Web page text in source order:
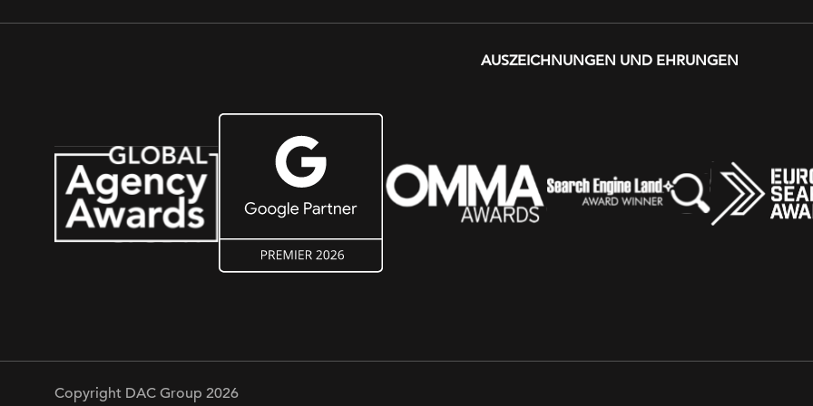
AUSZEICHNUNGEN UND EHRUNGEN
Copyright DAC Group 2026